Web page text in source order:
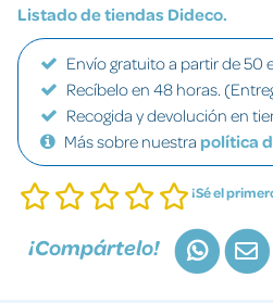
Listado de tiendas Dideco.
Envío gratuito a partir de 50
Recíbelo en 48 horas.
Recogida y devolución en
Más sobre nuestra política
¡Sé el
¡Compártelo!